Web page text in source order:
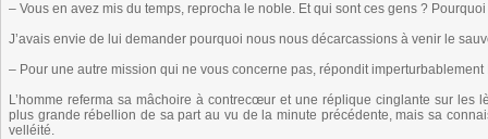
– Vous en avez mis du temps, reprocha le noble. Et qui sont ces gens ?
J’avais envie de lui demander pourquoi nous nous décarcassions à venir le
– Pour une autre mission qui ne vous concerne pas, répondit
L’homme referma sa mâchoire à contrecœur et une réplique cinglante sur les
plus grande rébellion de sa part au vu de la minute précédente, mais sa
velléité.